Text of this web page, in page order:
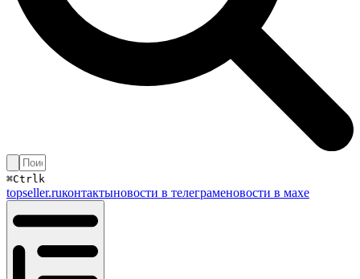
⌘Ctrl k
topseller.ruконтактыновости в телеграменовости в махе